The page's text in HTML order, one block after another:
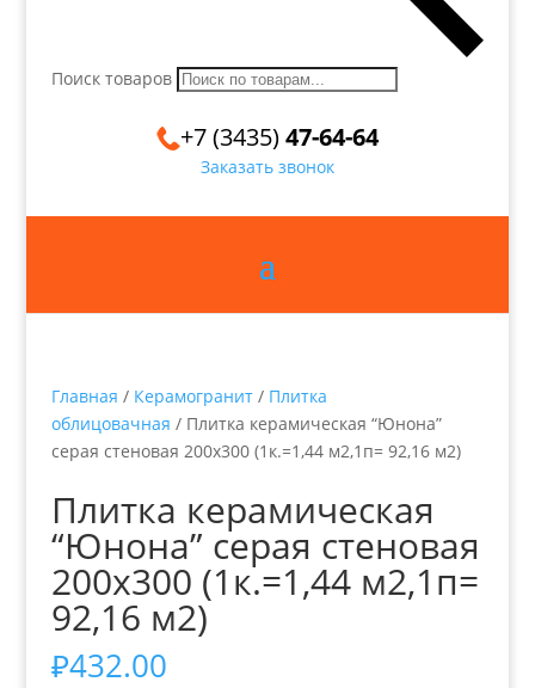
Поиск товаров
+7 (3435)47-64-64
Заказать звонок
Главная / Керамогранит/ Плитка
облицовачная / Плитка керамическая “Юнона”
серая стеновая 200х300 (1к.=1,44 м2,1п= 92,16 м2)
Плитка керамическая
“Юнона” серая стеновая
200х300 (1к.=1,44 м2,1п=
92,16 м2)
₽432.00